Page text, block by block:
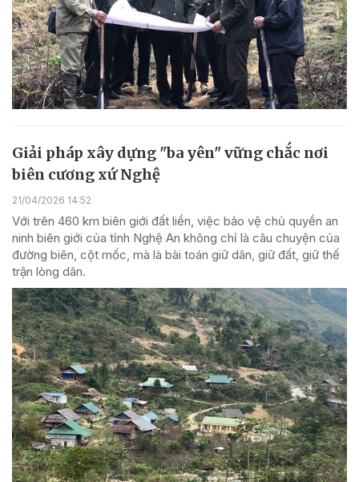
Giải pháp xây dựng "ba yên" vững chắc nơi
biên cương xứ Nghệ
21/04/2026 14:52
Với trên 460 km biên giới đất liền, việc bảo vệ chủ quyền an
ninh biên giới của tỉnh Nghệ An không chỉ là câu chuyện của
đường biên, cột mốc, mà là bài toán giữ dân, giữ đất, giữ thế
trận lòng dân.